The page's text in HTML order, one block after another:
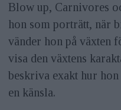
Blow up, Carnivores
hon som porträtt, när
vänder hon på växten
visa den växtens
beskriva exakt hur
en känsla.